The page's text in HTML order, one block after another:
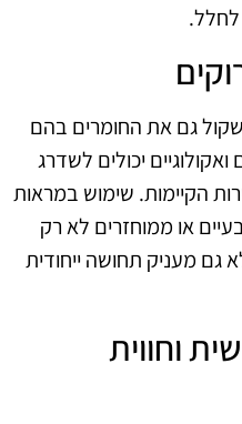
גם את החומרים בהם
יכולים לשדרג
הקיימות. שימוש במראות
או ממוחזרים לא רק
מעניק תחושה ייחודית
וחווית